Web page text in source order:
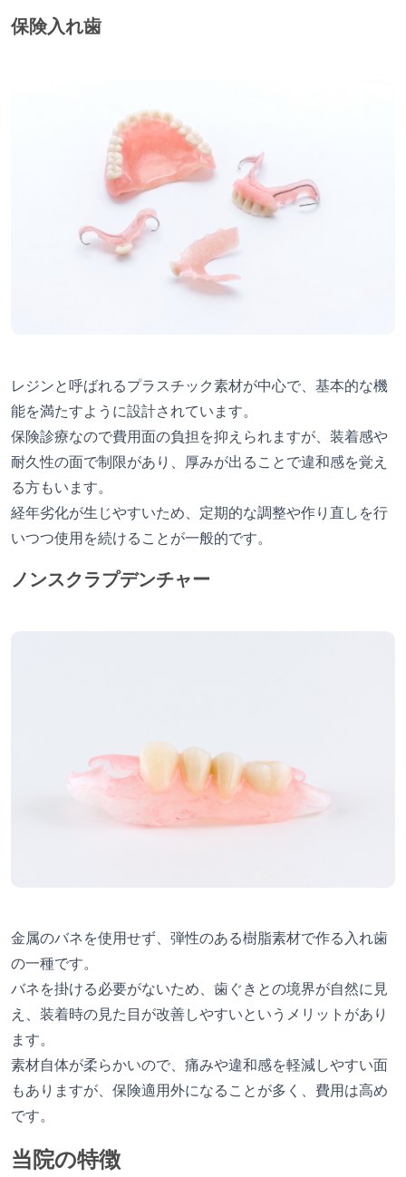
保険入れ歯
レジンと呼ばれるプラスチック素材が中心で、基本的な機
能を満たすように設計されています。
保険診療なので費用面の負担を抑えられますが、装着感や
耐久性の面で制限があり、厚みが出ることで違和感を覚え
る方もいます。
経年劣化が生じやすいため、定期的な調整や作り直しを行
いつつ使用を続けることが一般的です。
ノンスクラプデンチャー
金属のバネを使用せず、弾性のある樹脂素材で作る入れ歯
の一種です。
バネを掛ける必要がないため、歯ぐきとの境界が自然に見
え、装着時の見た目が改善しやすいというメリットがあり
ます。
素材自体が柔らかいので、痛みや違和感を軽減しやすい面
もありますが、保険適用外になることが多く、費用は高め
です。
当院の特徴